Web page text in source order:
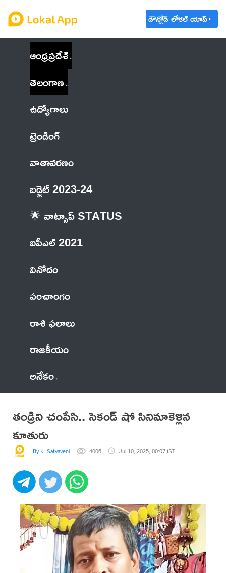
డౌన్లోడ్ లోకల్ యాప్
ఆంధ్రప్రదేశ్
తెలంగాణ
ఉద్యోగాలు
ట్రెండింగ్
వాతావరణం
బడ్జెట్ 2023-24
🌟 వాట్సాప్ STATUS
ఐపీఎల్ 2021
వినోదం
పంచాంగం
రాశి ఫలాలు
రాజకీయం
అనేకం
తండ్రిని చంపేసి.. సెకండ్ షో సినిమాకెళ్లిన
కూతురు
By K. Satyaveni 4006 Jul 10, 2025, 00:07 IST